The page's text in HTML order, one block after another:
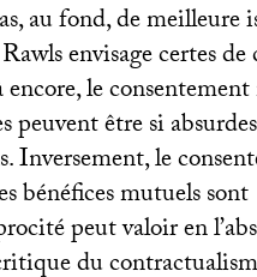
au fond, de meilleure
envisage certes
le
peuvent être si
Inversement, le
bénéfices mutuels sont
peut valoir en
du